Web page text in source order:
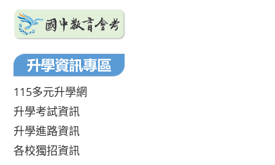
115多元升學網
升學考試資訊
升學進路資訊
各校獨招資訊